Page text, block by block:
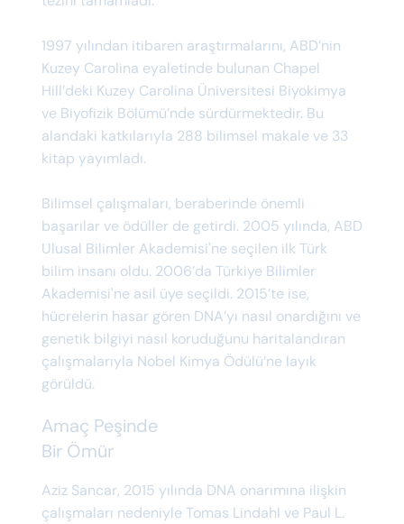
1997 yılından itibaren araştırmalarını, ABD’nin
Kuzey Carolina eyaletinde bulunan Chapel
Hill’deki Kuzey Carolina Üniversitesi Biyokimya
ve Biyofizik Bölümü’nde sürdürmektedir. Bu
alandaki katkılarıyla 288 bilimsel makale ve 33
kitap yayımladı.
Bilimsel çalışmaları, beraberinde önemli
başarılar ve ödüller de getirdi. 2005 yılında, ABD
Ulusal Bilimler Akademisi'ne seçilen ilk Türk
bilim insanı oldu. 2006’da Türkiye Bilimler
Akademisi'ne asil üye seçildi. 2015’te ise,
hücrelerin hasar gören DNA’yı nasıl onardığını ve
genetik bilgiyi nasıl koruduğunu haritalandıran
çalışmalarıyla Nobel Kimya Ödülü’ne layık
görüldü.
Amaç Peşinde
Bir Ömür
Aziz Sancar, 2015 yılında DNA onarımına ilişkin
çalışmaları nedeniyle Tomas Lindahl ve Paul L.